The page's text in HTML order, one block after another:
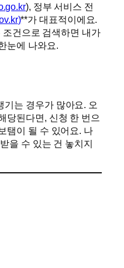
), 정부 서비스 전
)**가 대표적이에요.
조건으로 검색하면 내가
눈에 나와요.
기는 경우가 많아요. 오
당된다면, 신청 한 번으
탬이 될 수 있어요. 나
을 수 있는 건 놓치지